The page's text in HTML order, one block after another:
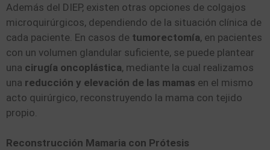
Además del DIEP, existen otras opciones de colgajos
microquirúrgicos, dependiendo de la situación clínica de
cada paciente. En casos de tumorectomía, en pacientes
con un volumen glandular suficiente, se puede plantear
una cirugía oncoplástica, mediante la cual realizamos
una reducción y elevación de las mamas en el mismo
acto quirúrgico, reconstruyendo la mama con tejido
propio.
Reconstrucción Mamaria con Prótesis